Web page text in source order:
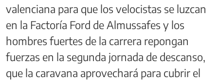
valenciana para que los velocistas se luzcan
en la Factoría Ford de Almussafes y los
hombres fuertes de la carrera repongan
fuerzas en la segunda jornada de descanso,
que la caravana aprovechará para cubrir el